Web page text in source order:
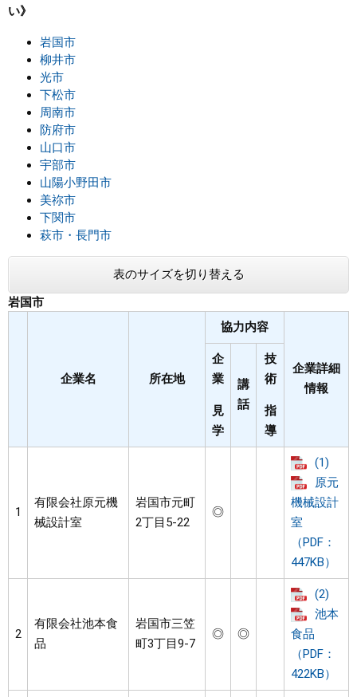
い》
岩国市
柳井市
光市
下松市
周南市
防府市
山口市
宇部市
山陽小野田市
美祢市
下関市
萩市・長門市
表のサイズを切り替える
岩国市
企業名 所在地
協力内容
企業詳細
情報
企
業
見
学
講
話
技
術
指
導
1
有限会社原元機
械設計室
岩国市元町
2丁目5-22
◎
(1)
原元
機械設計
室
（PDF：
447KB）
2
有限会社池本食
品
岩国市三笠
町3丁目9-7
◎ ◎
(2)
池本
食品
（PDF：
422KB）